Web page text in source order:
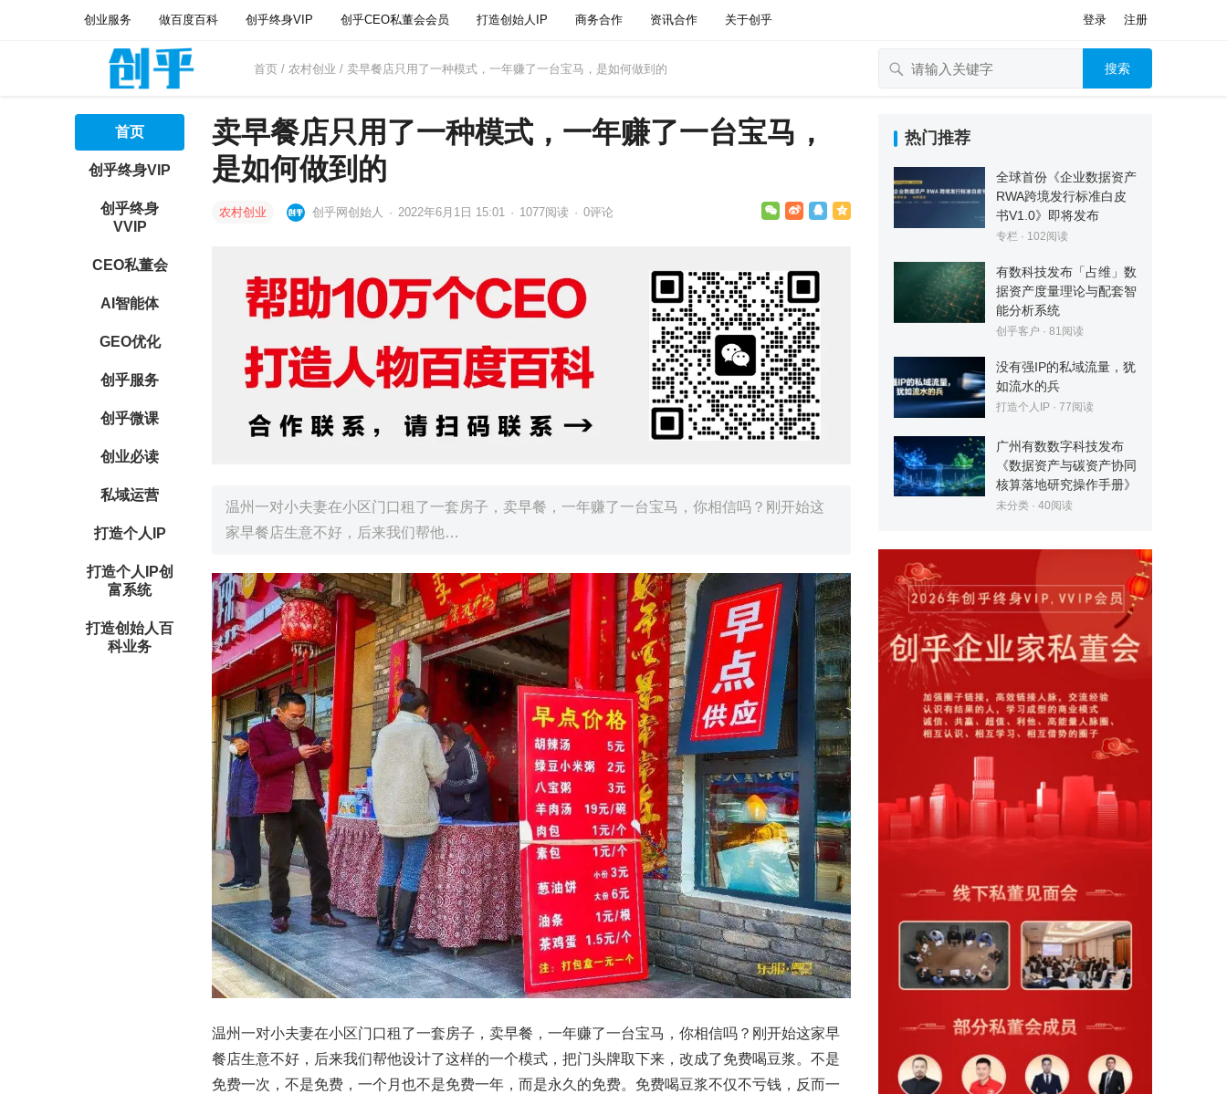
创业服务 做百度百科 创乎终身VIP 创乎CEO私董会会员 打造创始人IP 商务合作 资讯合作 关于创乎 登录 注册
首页/ 农村创业 / 卖早餐店只用了一种模式，一年赚了一台宝马，是如何做到的 搜索
首页
创乎终身VIP
创乎终身
VVIP
CEO私董会
AI智能体
GEO优化
创乎服务
创乎微课
创业必读
私域运营
打造个人IP
打造个人IP创
富系统
打造创始人百
科业务
卖早餐店只用了一种模式，一年赚了一台宝马，
是如何做到的
农村创业 创乎网创始人 · 2022年6月1日 15:01 · 1077阅读 · 0评论
温州一对小夫妻在小区门口租了一套房子，卖早餐，一年赚了一台宝马，你相信吗？刚开始这
家早餐店生意不好，后来我们帮他…
温州一对小夫妻在小区门口租了一套房子，卖早餐，一年赚了一台宝马，你相信吗？刚开始这家早
餐店生意不好，后来我们帮他设计了这样的一个模式，把门头牌取下来，改成了免费喝豆浆。不是
免费一次，不是免费，一个月也不是免费一年，而是永久的免费。免费喝豆浆不仅不亏钱，反而一
热门推荐
全球首份《企业数据资产
RWA跨境发行标准白皮
书V1.0》即将发布
专栏 · 102阅读
有数科技发布「占维」数
据资产度量理论与配套智
能分析系统
创乎客户 · 81阅读
没有强IP的私域流量，犹
如流水的兵
打造个人IP · 77阅读
广州有数数字科技发布
《数据资产与碳资产协同
核算落地研究操作手册》
未分类 · 40阅读